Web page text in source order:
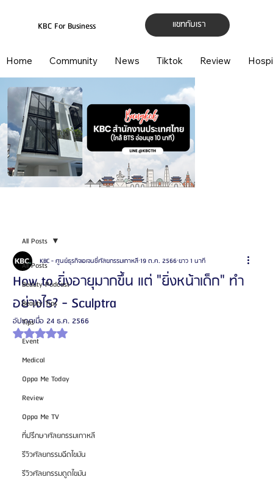
แชทกับเรา
KBC For Business
Home Community News Tiktok Review
All Posts
Beauty Podcast
Beauty Tips
Tips
Event
Medical
Oppa Me Today
Review
Oppa Me TV
ที่ปรึกษาศัลยกรรมเกาหลี
รีวิวศัลยกรรมฉีดไขมัน
รีวิวศัลยกรรมดูดไขมัน
All Posts
How to ยิ่งอายุมากขึ้น แต่ "ยิ่งหน้าเด็ก" ทำ
อย่างไร? - Sculptra
KBC - ศูนย์ธุรกิจเอเจนซี่ศัลยกรรมเกาหลี19 ต.ค. 2566ยาว 1 นาที
อัปเดตเมื่อ 24 ธ.ค. 2566
ได้รับ NaN เต็ม 5 ดาว